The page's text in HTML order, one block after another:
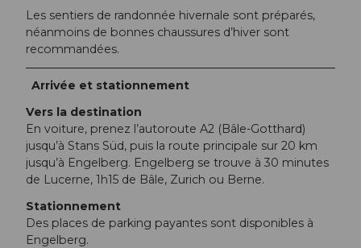
Les sentiers de randonnée hivernale sont préparés,
néanmoins de bonnes chaussures d’hiver sont
recommandées.
Arrivée et stationnement
Vers la destination
En voiture, prenez l’autoroute A2 (Bâle-Gotthard)
jusqu’à Stans Süd, puis la route principale sur 20 km
jusqu’à Engelberg. Engelberg se trouve à 30 minutes
de Lucerne, 1h15 de Bâle, Zurich ou Berne.
Stationnement
Des places de parking payantes sont disponibles à
Engelberg.